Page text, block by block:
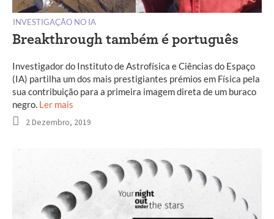
INVESTIGAÇÃO NO IA
Breakthrough também é português
Investigador do Instituto de Astrofísica e Ciências do Espaço
(IA) partilha um dos mais prestigiantes prémios em Física pela
sua contribuição para a primeira imagem direta de um buraco
negro. Ler mais
2 Dezembro, 2019